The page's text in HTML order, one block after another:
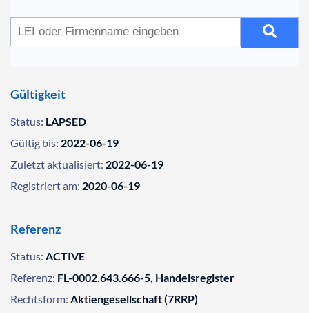
Gültigkeit
Status: LAPSED
Gültig bis: 2022-06-19
Zuletzt aktualisiert: 2022-06-19
Registriert am: 2020-06-19
Referenz
Status: ACTIVE
Referenz: FL-0002.643.666-5, Handelsregister
Rechtsform: Aktiengesellschaft (7RRP)